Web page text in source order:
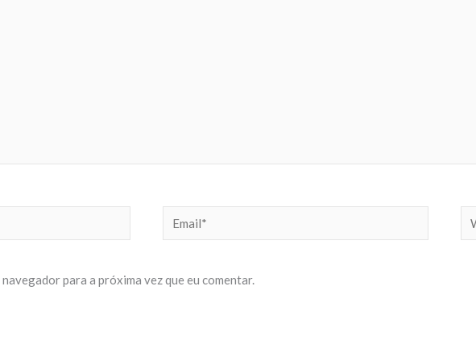
para a próxima vez que eu comentar.